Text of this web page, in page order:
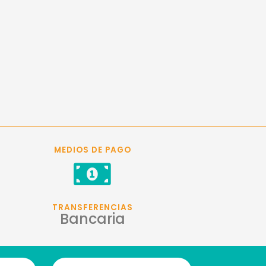
MEDIOS DE PAGO
TRANSFERENCIAS
Bancaria